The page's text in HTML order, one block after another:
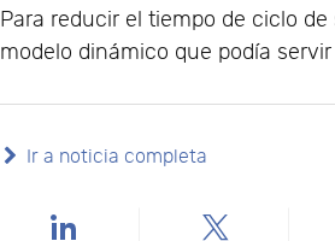
Para reducir el tiempo de ciclo
modelo dinámico que podía
Ir a noticia completa